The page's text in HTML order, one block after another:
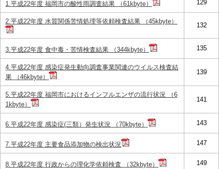
1.平成22年度 福岡市の酸性雨調査結果 （61kbyte） 129
2.平成22年度 水質関係苦情処理等依頼検査結果 （45kbyte）
132
3.平成22年度 食中毒・苦情検査結果 （344kbyte） 135
4.平成22年度 感染症発生動向調査事業関連のウイルス検査結
果 （46kbyte）
139
5.平成22年度 福岡市におけるインフルエンザの流行状況 （6
1kbyte）
141
6.平成22年度 感染症(三類）発生状況 （70kbyte） 143
7.平成22年度 主要食品添加物の検出状況 147
8.平成22年度 行政からの理化学依頼検査 （32kbyte） 149